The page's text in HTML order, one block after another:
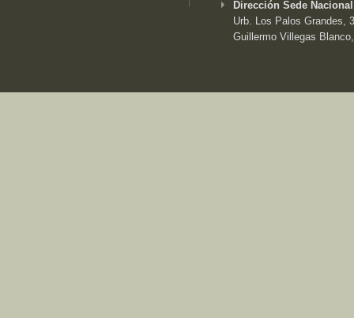
Dirección Sede
Urb. Los Palos Grandes,
Guillermo Villegas